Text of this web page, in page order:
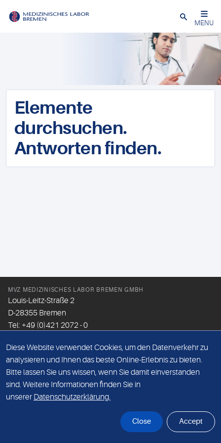
Schließen
MENU
Elemente
durchsuchen.
Antworten finden.
MVZ MEDIZINISCHES LABOR BREMEN GMBH
Louis-Leitz-Straße 2
D-28355 Bremen
Tel: +49 (0)421 2072 - 0
Email:info@mlhb.de
DATENSCHUTZ
IMPRESSUM
Diese Website verwendet Cookies, um den Datenverkehr zu
analysieren und Ihnen das beste Online-Erlebnis zu bieten.
Bitte lassen Sie uns wissen, wenn Sie damit einverstanden
sind. Weitere Informationen finden Sie in
unserer Datenschutzerklärung.
Close Accept